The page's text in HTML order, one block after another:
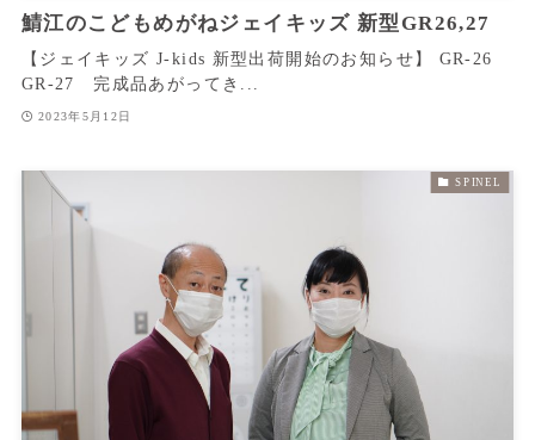
鯖江のこどもめがねジェイキッズ 新型GR26,27
【ジェイキッズ J-kids 新型出荷開始のお知らせ】 GR‐26
GR‐27 完成品あがってき...
2023年5月12日
SPINEL